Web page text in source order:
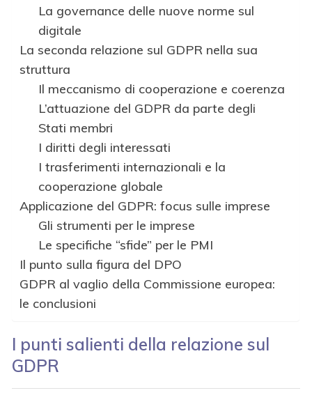
La governance delle nuove norme sul
digitale
La seconda relazione sul GDPR nella sua
struttura
Il meccanismo di cooperazione e coerenza
L’attuazione del GDPR da parte degli
Stati membri
I diritti degli interessati
I trasferimenti internazionali e la
cooperazione globale
Applicazione del GDPR: focus sulle imprese
Gli strumenti per le imprese
Le specifiche “sfide” per le PMI
Il punto sulla figura del DPO
GDPR al vaglio della Commissione europea:
le conclusioni
I punti salienti della relazione sul
GDPR